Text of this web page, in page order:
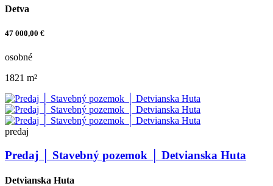
Detva
47 000,00 €
osobné
1821 m²
predaj
Predaj │ Stavebný pozemok │ Detvianska Huta
Detvianska Huta